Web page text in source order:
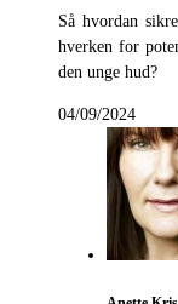
Så hvordan
hverken for
den unge hud?
04/09/2024